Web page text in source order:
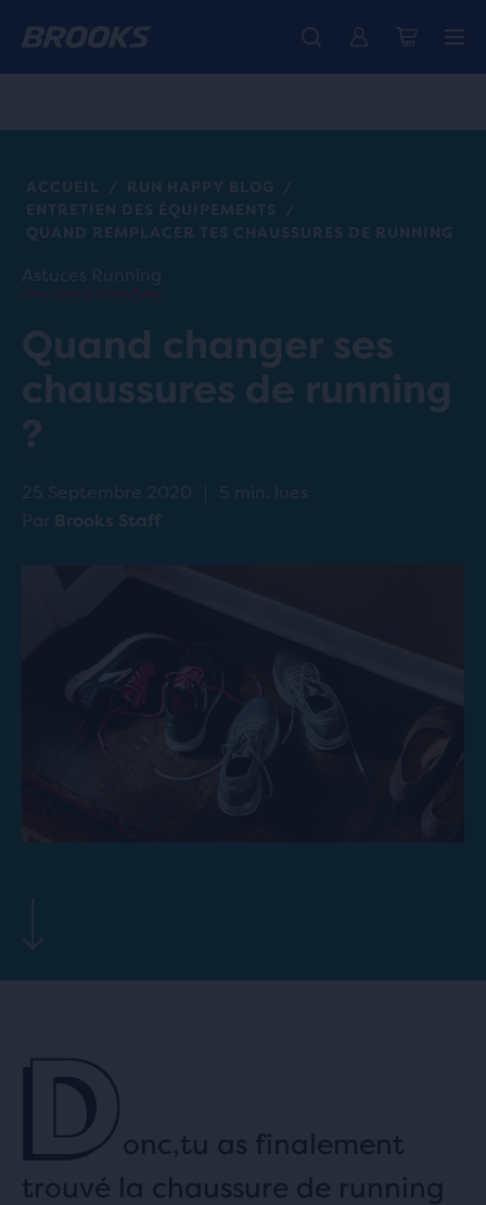
La toute nouvelle Ghost Amp est là - Acheter Femme Homme
Découvre la nouvelle collection Cascadia - Acheter maintenant
Expéditions gratuites sur les achats de plus de CHF 100
ACCUEIL / RUN HAPPY BLOG
/
ENTRETIEN DES ÉQUIPEMENTS
/
QUAND REMPLACER TES CHAUSSURES DE RUNNING
Astuces Running
Quand changer ses
chaussures de running
?
25 Septembre 2020 |
5 min. lues
Par Brooks Staff
Donc,tu as finalement
trouvé la chaussure de running